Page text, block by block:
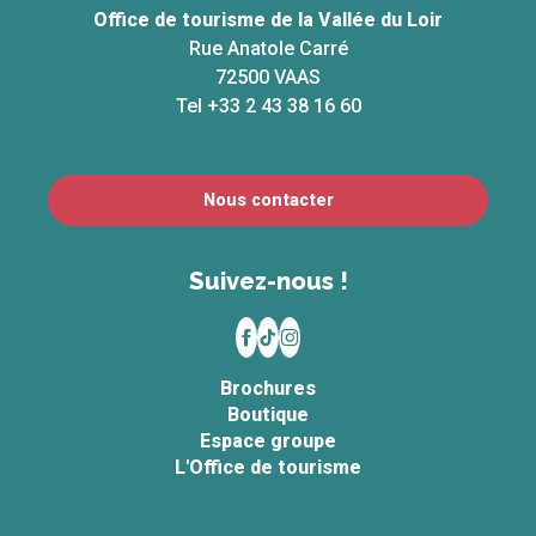
Office de tourisme de la Vallée du Loir
Rue Anatole Carré
72500 VAAS
Tel +33 2 43 38 16 60
Nous contacter
Suivez-nous !
Brochures
Boutique
Espace groupe
L'Office de tourisme